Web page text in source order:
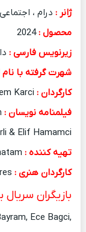
ژانر :درام ، اجتماعی
محصول :2024
زیرنویس فارسی :
شهرت گرفته با نام
کارگردان :Cem Karci
فیلمنامه نویسان :
& Elif Hamamci
تهیه کننده :Onur Güvenatam
کارگردان هنری :OGM Pictures
بازیگران
Ece Bagci,